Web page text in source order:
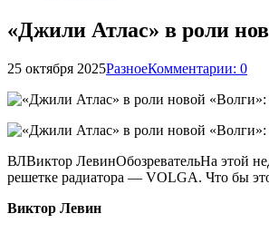
«Джили Атлас» в роли
25 октября 2025РазноеКомментарии: 0
ВЛВиктор ЛевинОбозревательНа этой
решетке радиатора — VOLGA. Что бы
Виктор Левин